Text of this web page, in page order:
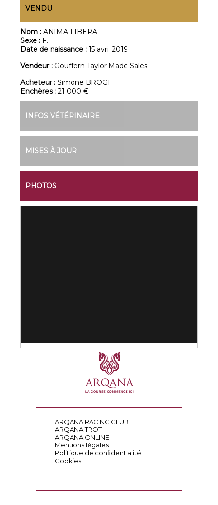
VENDU
Nom :ANIMA LIBERA
Sexe : F.
Date de naissance :15 avril 2019
Vendeur : Gouffern Taylor Made Sales
Acheteur :Simone BROGI
Enchères :21 000 €
INFOS VÉTÉRINAIRE
MISES À JOUR
PHOTOS
ARQANA RACING CLUB
ARQANA TROT
ARQANA ONLINE
Mentions légales
Politique de confidentialité
Cookies